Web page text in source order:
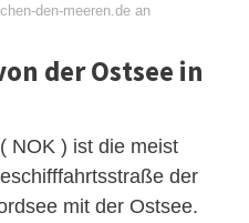
den-meeren.de an
der Ostsee in
NOK ) ist die meist
der
mit der Ostsee.